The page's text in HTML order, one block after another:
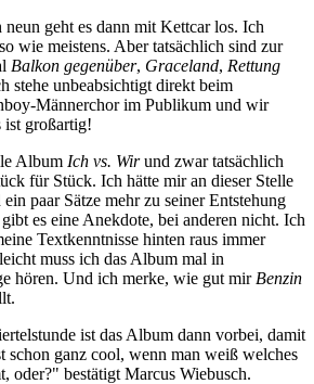
geht es dann mit Kettcar los. Ich
wie meistens. Aber tatsächlich sind zur
Balkon gegenüber, Graceland, Rettung
stehe unbeabsichtigt direkt beim
Männerchor im Publikum und wir
ist großartig!
Album Ich vs. Wirund zwar tatsächlich
für Stück. Ich hätte mir an dieser Stelle
paar Sätze mehr zu seiner Entstehung
es eine Anekdote, bei anderen nicht. Ich
Textkenntnisse hinten raus immer
muss ich das Album mal in
hören. Und ich merke, wie gut mir Benzin
ist das Album dann vorbei, damit
schon ganz cool, wenn man weiß welches
oder?" bestätigt Marcus Wiebusch.